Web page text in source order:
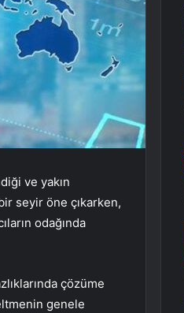
ve yakın
seyir öne çıkarken,
odağında
çözüme
genele